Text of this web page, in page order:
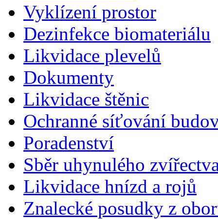
Vyklízení prostor
Dezinfekce biomateriálu
Likvidace plevelů
Dokumenty
Likvidace štěnic
Ochranné síťování
Poradenství
Sběr uhynulého
Likvidace hnízd a rojů
Znalecké posudky z